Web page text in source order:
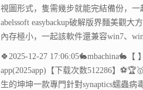
視圖形式，隻需幾步就能完結備份，
abelssoft easybackup破解版界麵美觀
內存極小，一起該軟件還兼容win7、
🍀2025-12-27 17:06:05🐇mbachina🐇
app(2025app)【下载次数512286】
生的坤坤一款專門針對synaptics蠕蟲